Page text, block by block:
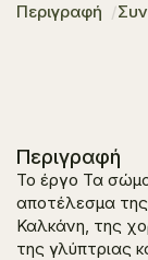
Περιγραφή
Περιγραφή
Το έργο Τα
αποτέλεσμα
Καλκάνη, της
της γλύπτριας